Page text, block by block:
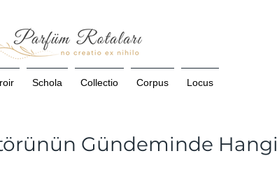
Schola Collectio Corpus Locus
Gündeminde Hangi